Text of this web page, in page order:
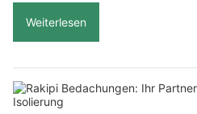
Weiterlesen